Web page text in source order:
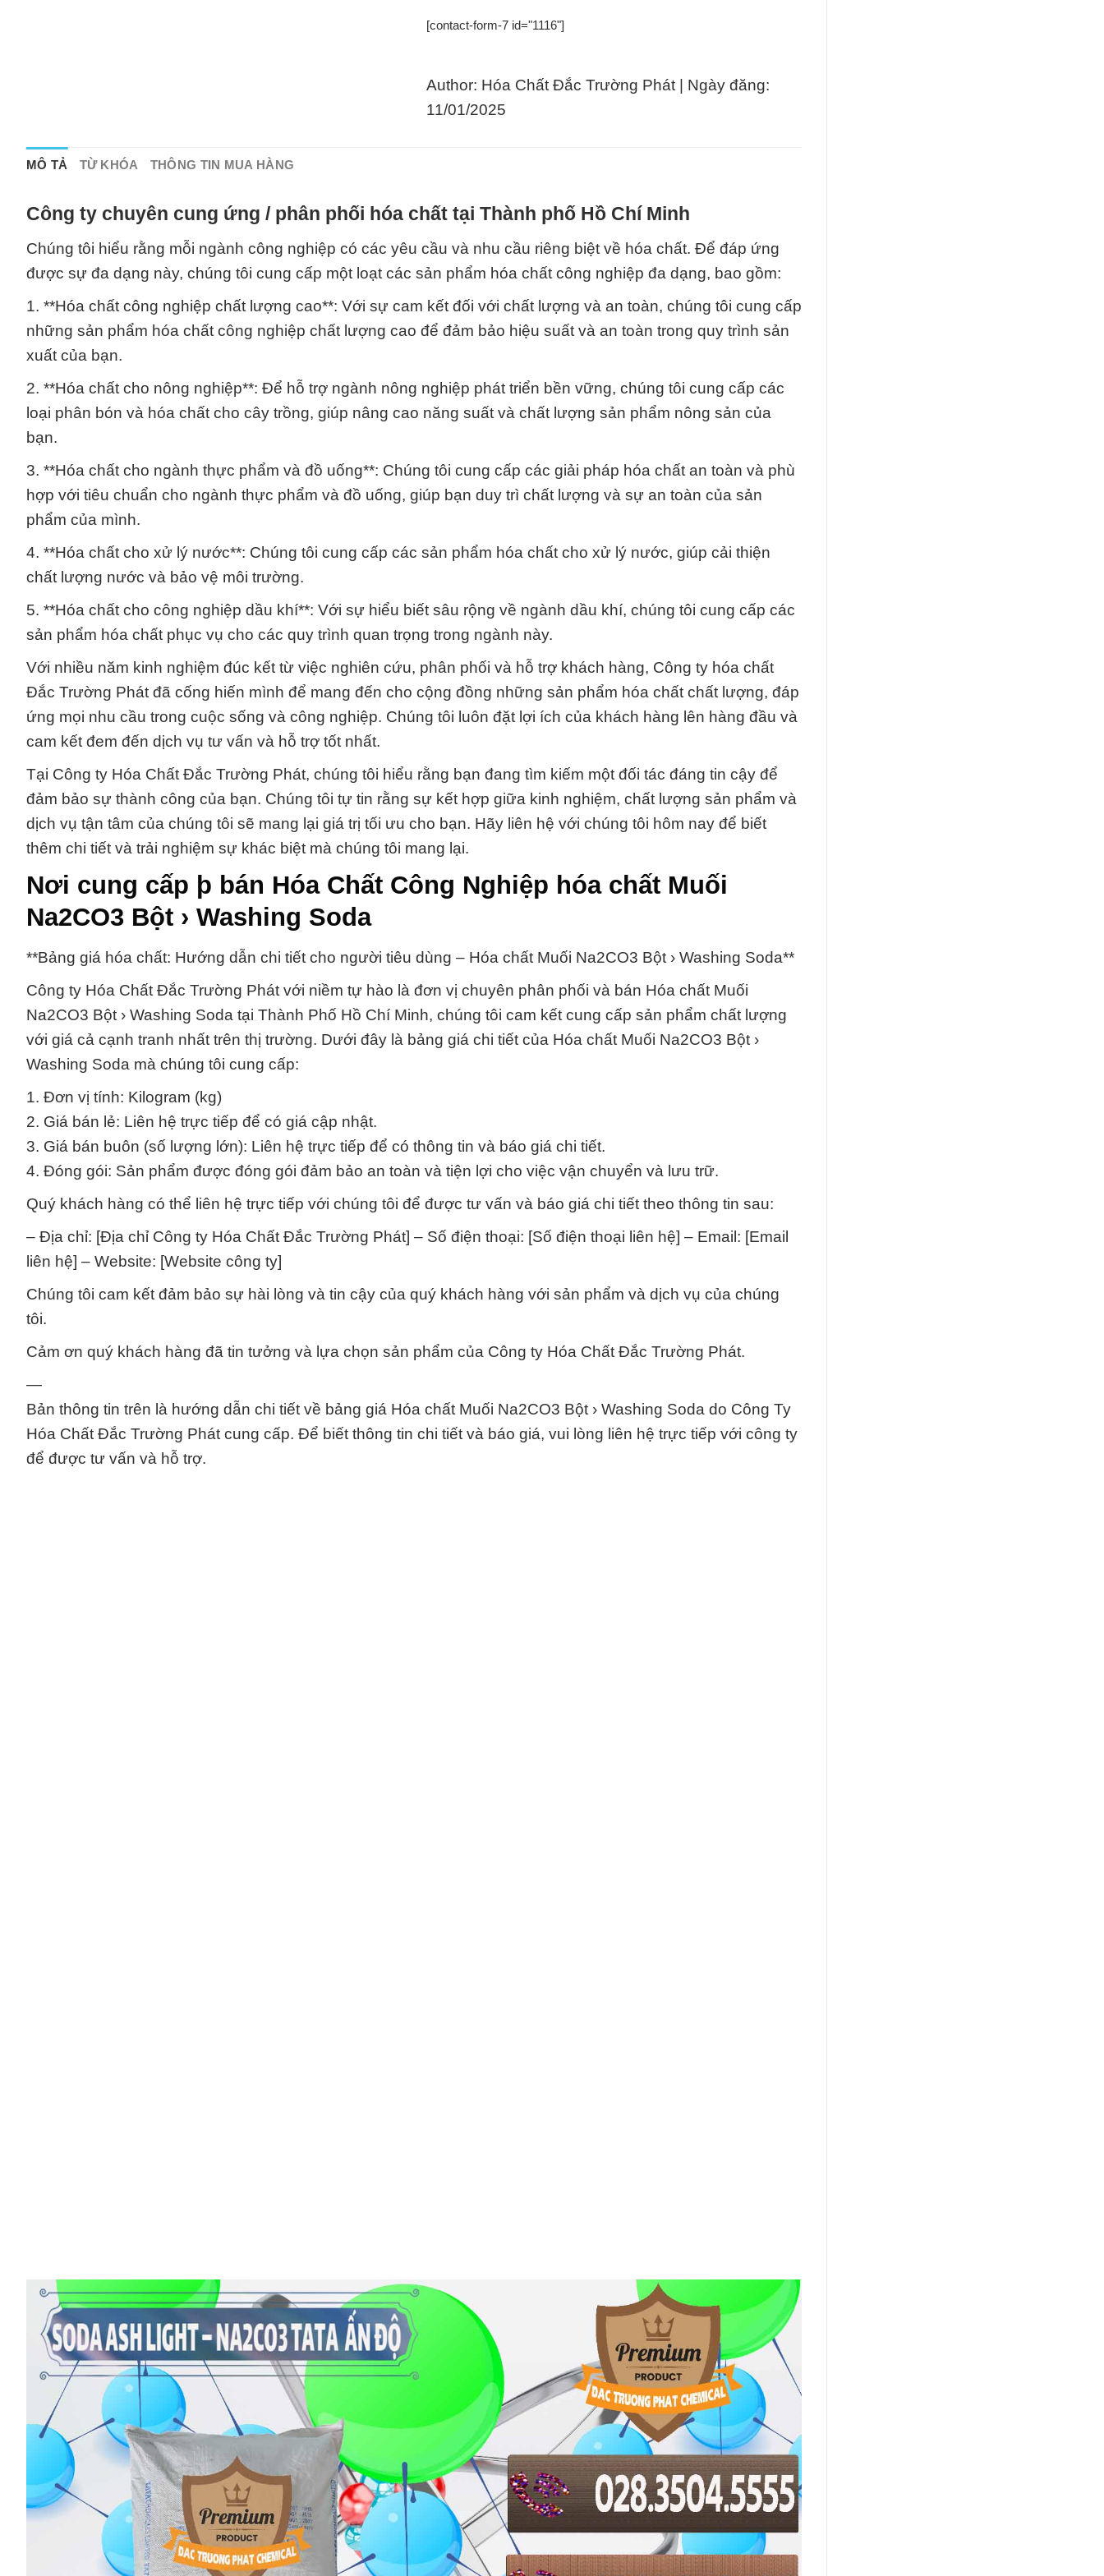
[contact-form-7 id="1116"]
Author: Hóa Chất Đắc Trường Phát | Ngày đăng:
11/01/2025
MÔ TẢ TỪ KHÓA THÔNG TIN MUA HÀNG
Công ty chuyên cung ứng / phân phối hóa chất tại Thành phố Hồ Chí Minh
Chúng tôi hiểu rằng mỗi ngành công nghiệp có các yêu cầu và nhu cầu riêng biệt về hóa chất. Để đáp ứng
được sự đa dạng này, chúng tôi cung cấp một loạt các sản phẩm hóa chất công nghiệp đa dạng, bao gồm:
1. **Hóa chất công nghiệp chất lượng cao**: Với sự cam kết đối với chất lượng và an toàn, chúng tôi cung cấp
những sản phẩm hóa chất công nghiệp chất lượng cao để đảm bảo hiệu suất và an toàn trong quy trình sản
xuất của bạn.
2. **Hóa chất cho nông nghiệp**: Để hỗ trợ ngành nông nghiệp phát triển bền vững, chúng tôi cung cấp các
loại phân bón và hóa chất cho cây trồng, giúp nâng cao năng suất và chất lượng sản phẩm nông sản của
bạn.
3. **Hóa chất cho ngành thực phẩm và đồ uống**: Chúng tôi cung cấp các giải pháp hóa chất an toàn và phù
hợp với tiêu chuẩn cho ngành thực phẩm và đồ uống, giúp bạn duy trì chất lượng và sự an toàn của sản
phẩm của mình.
4. **Hóa chất cho xử lý nước**: Chúng tôi cung cấp các sản phẩm hóa chất cho xử lý nước, giúp cải thiện
chất lượng nước và bảo vệ môi trường.
5. **Hóa chất cho công nghiệp dầu khí**: Với sự hiểu biết sâu rộng về ngành dầu khí, chúng tôi cung cấp các
sản phẩm hóa chất phục vụ cho các quy trình quan trọng trong ngành này.
Với nhiều năm kinh nghiệm đúc kết từ việc nghiên cứu, phân phối và hỗ trợ khách hàng, Công ty hóa chất
Đắc Trường Phát đã cống hiến mình để mang đến cho cộng đồng những sản phẩm hóa chất chất lượng, đáp
ứng mọi nhu cầu trong cuộc sống và công nghiệp. Chúng tôi luôn đặt lợi ích của khách hàng lên hàng đầu và
cam kết đem đến dịch vụ tư vấn và hỗ trợ tốt nhất.
Tại Công ty Hóa Chất Đắc Trường Phát, chúng tôi hiểu rằng bạn đang tìm kiếm một đối tác đáng tin cậy để
đảm bảo sự thành công của bạn. Chúng tôi tự tin rằng sự kết hợp giữa kinh nghiệm, chất lượng sản phẩm và
dịch vụ tận tâm của chúng tôi sẽ mang lại giá trị tối ưu cho bạn. Hãy liên hệ với chúng tôi hôm nay để biết
thêm chi tiết và trải nghiệm sự khác biệt mà chúng tôi mang lại.
Nơi cung cấp þ bán Hóa Chất Công Nghiệp hóa chất Muối
Na2CO3 Bột › Washing Soda
**Bảng giá hóa chất: Hướng dẫn chi tiết cho người tiêu dùng – Hóa chất Muối Na2CO3 Bột › Washing Soda**
Công ty Hóa Chất Đắc Trường Phát với niềm tự hào là đơn vị chuyên phân phối và bán Hóa chất Muối
Na2CO3 Bột › Washing Soda tại Thành Phố Hồ Chí Minh, chúng tôi cam kết cung cấp sản phẩm chất lượng
với giá cả cạnh tranh nhất trên thị trường. Dưới đây là bảng giá chi tiết của Hóa chất Muối Na2CO3 Bột ›
Washing Soda mà chúng tôi cung cấp:
1. Đơn vị tính: Kilogram (kg)
2. Giá bán lẻ: Liên hệ trực tiếp để có giá cập nhật.
3. Giá bán buôn (số lượng lớn): Liên hệ trực tiếp để có thông tin và báo giá chi tiết.
4. Đóng gói: Sản phẩm được đóng gói đảm bảo an toàn và tiện lợi cho việc vận chuyển và lưu trữ.
Quý khách hàng có thể liên hệ trực tiếp với chúng tôi để được tư vấn và báo giá chi tiết theo thông tin sau:
– Địa chỉ: [Địa chỉ Công ty Hóa Chất Đắc Trường Phát] – Số điện thoại: [Số điện thoại liên hệ] – Email: [Email
liên hệ] – Website: [Website công ty]
Chúng tôi cam kết đảm bảo sự hài lòng và tin cậy của quý khách hàng với sản phẩm và dịch vụ của chúng
tôi.
Cảm ơn quý khách hàng đã tin tưởng và lựa chọn sản phẩm của Công ty Hóa Chất Đắc Trường Phát.
—
Bản thông tin trên là hướng dẫn chi tiết về bảng giá Hóa chất Muối Na2CO3 Bột › Washing Soda do Công Ty
Hóa Chất Đắc Trường Phát cung cấp. Để biết thông tin chi tiết và báo giá, vui lòng liên hệ trực tiếp với công ty
để được tư vấn và hỗ trợ.